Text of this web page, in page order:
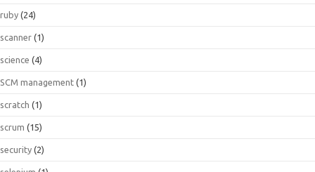
ruby (24)
scanner (1)
science (4)
SCM management (1)
scratch (1)
scrum (15)
security (2)